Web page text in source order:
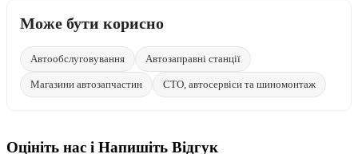
Може бути корисно
Автообслуговування Автозаправні станції
Магазини автозапчастин СТО, автосервіси та шиномонтаж
Оцініть нас і Напишіть Відгук